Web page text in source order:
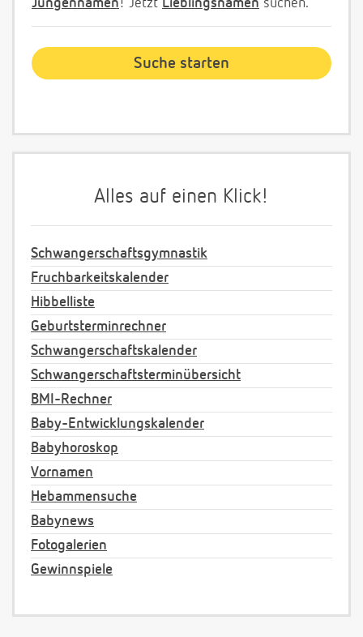
Jungennamen! Jetzt Lieblingsnamen suchen.
Alles auf einen Klick!
Schwangerschaftsgymnastik
Fruchbarkeitskalender
Hibbelliste
Geburtsterminrechner
Schwangerschaftskalender
Schwangerschaftsterminübersicht
BMI-Rechner
Baby-Entwicklungskalender
Babyhoroskop
Vornamen
Hebammensuche
Babynews
Fotogalerien
Gewinnspiele